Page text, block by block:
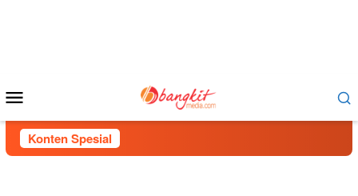
Mobile
Konten Spesial